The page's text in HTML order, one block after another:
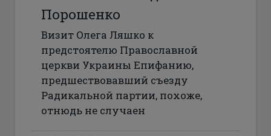
Порошенко
Визит Олега Ляшко к
предстоятелю Православной
церкви Украины Епифанию,
предшествовавший съезду
Радикальной партии, похоже,
отнюдь не случаен